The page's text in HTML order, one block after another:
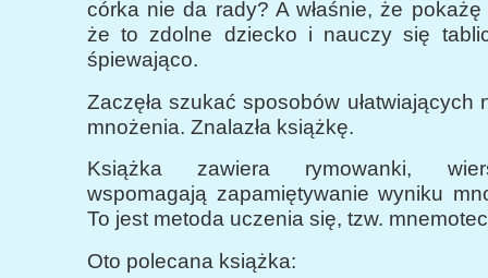
córka nie da rady? A właśnie, że
że to zdolne dziecko i nauczy się
śpiewająco.
Zaczęła szukać sposobów ułatwiających
mnożenia. Znalazła książkę.
Książka zawiera rymowanki,
wspomagają zapamiętywanie wyniku
To jest metoda uczenia się, tzw.
Oto polecana książka: